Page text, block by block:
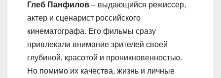
Глеб Панфилов – выдающийся режиссер,
актер и сценарист российского
кинематографа. Его фильмы сразу
привлекали внимание зрителей своей
глубиной, красотой и проникновенностью.
Но помимо их качества, жизнь и личные